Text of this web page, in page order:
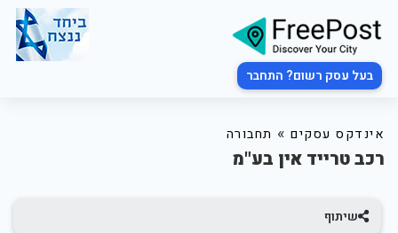
בעל עסק רשום? התחבר
אינדקס עסקים » תחבורה
רכב טרייד אין בע"מ
שיתוף